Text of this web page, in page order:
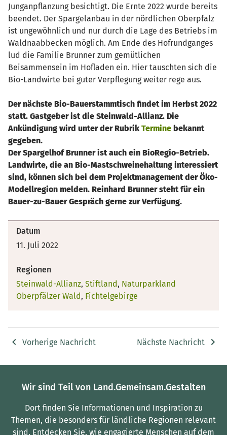
Junganpflanzung besichtigt. Die Ernte 2022 wurde bereits
beendet. Der Spargelanbau in der nördlichen Oberpfalz
ist ungewöhnlich und nur durch die Lage des Betriebs im
Waldnaabbecken möglich. Am Ende des Hofrundganges
lud die Familie Brunner zum gemütlichen
Beisammensein im Hofladen ein. Hier tauschten sich die
Bio-Landwirte bei guter Verpflegung weiter rege aus.
Der nächste Bio-Bauerstammtisch findet im Herbst 2022
statt. Gastgeber ist die Steinwald-Allianz. Die
Ankündigung wird unter der Rubrik Termine bekannt
gegeben.
Der Spargelhof Brunner ist auch ein BioRegio-Betrieb.
Landwirte, die an Bio-Mastschweinehaltung interessiert
sind, können sich bei dem Projektmanagement der Öko-
Modellregion melden. Reinhard Brunner steht für ein
Bauer-zu-Bauer Gespräch gerne zur Verfügung.
Datum
11. Juli 2022
Regionen
Steinwald-Allianz, Stiftland, Naturparkland
Oberpfälzer Wald, Fichtelgebirge
Vorherige Nachricht Nächste Nachricht
Wir sind Teil von Land.Gemeinsam.Gestalten
Dort finden Sie Informationen und Inspiration zu
Themen, die besonders für ländliche Regionen relevant
sind. Entdecken Sie, wie engagierte Menschen auf dem